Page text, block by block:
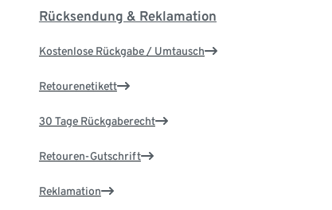
Rücksendung & Reklamation
Kostenlose Rückgabe / Umtausch
Retourenetikett
30 Tage Rückgaberecht
Retouren-Gutschrift
Reklamation